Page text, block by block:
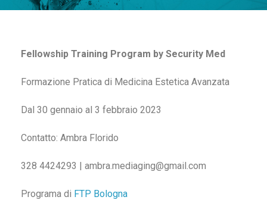
Fellowship Training Program by Security Med
Formazione Pratica di Medicina Estetica Avanzata
Dal 30 gennaio al 3 febbraio 2023
Contatto: Ambra Florido
328 4424293 | ambra.mediaging@gmail.com
Programa di FTP Bologna